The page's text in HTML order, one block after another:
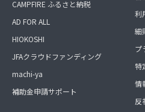
CAMPFIRE ふるさと納税
AD FOR ALL
HIOKOSHI
JFAクラウドファンディング
machi-ya
補助金申請サポート
利
細
プ
特
情
反